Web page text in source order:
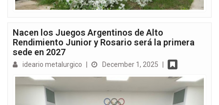
Nacen los Juegos Argentinos de Alto
Rendimiento Junior y Rosario será la primera
sede en 2027
ideario metalurgico December 1, 2025